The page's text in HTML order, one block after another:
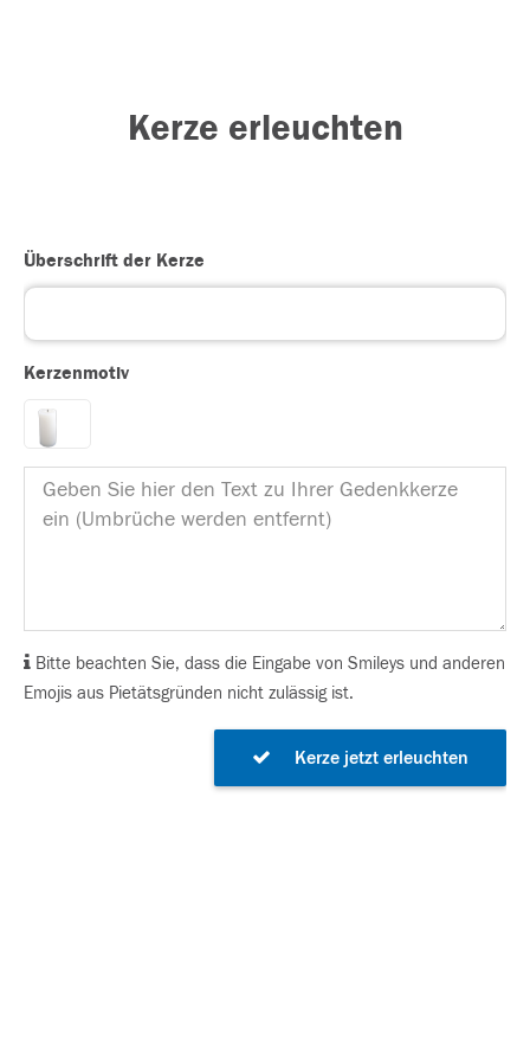
Kerze erleuchten
Überschrift der Kerze
Kerzenmotiv
Bitte beachten Sie, dass die Eingabe von Smileys und anderen
Emojis aus Pietätsgründen nicht zulässig ist.
Kerze jetzt erleuchten